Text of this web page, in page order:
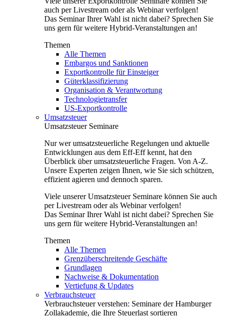
auch per Livestream oder als Webinar verfolgen!
Das Seminar Ihrer Wahl ist nicht dabei? Sprechen Sie
uns gern für weitere Hybrid-Veranstaltungen an!
Themen
Alle Themen
Embargos und Sanktionen
Exportkontrolle für Einsteiger
Güterklassifizierung
Organisation & Verantwortung
Technologietransfer
US-Exportkontrolle
Umsatzsteuer
Umsatzsteuer Seminare
Nur wer umsatzsteuerliche Regelungen und aktuelle
Entwicklungen aus dem Eff-Eff kennt, hat den
Überblick über umsatzsteuerliche Fragen. Von A-Z.
Unsere Experten zeigen Ihnen, wie Sie sich schützen,
effizient agieren und dennoch sparen.
Viele unserer Umsatzsteuer Seminare können Sie auch
per Livestream oder als Webinar verfolgen!
Das Seminar Ihrer Wahl ist nicht dabei? Sprechen Sie
uns gern für weitere Hybrid-Veranstaltungen an!
Themen
Alle Themen
Grenzüberschreitende Geschäfte
Grundlagen
Nachweise & Dokumentation
Vertiefung & Updates
Verbrauchsteuer
Verbrauchsteuer verstehen: Seminare der Hamburger
Zollakademie, die Ihre Steuerlast sortieren